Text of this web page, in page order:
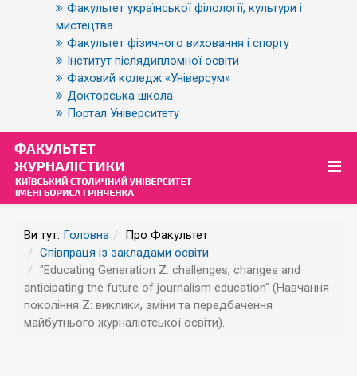
Факультет української філології, культури і
мистецтва
Факультет фізичного виховання і спорту
Інститут післядипломної освіти
Фаховий коледж «Універсум»
Докторська школа
Портал Університету
Ви тут: Головна
Про Факультет
Співпраця із закладами освіти
"Educating Generation Z: challenges, changes and
anticipating the future of journalism education" (Навчання
покоління Z: виклики, зміни та передбачення
майбутнього журналістської освіти).